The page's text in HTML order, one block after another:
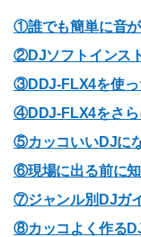
①誰でも簡単に音
②DJソフトインス
③DDJ-FLX4を使っ
④DDJ-FLX4をさら
⑤カッコいいDJに
⑥現場に出る前に
⑦ジャンル別DJガ
⑧カッコよく作る